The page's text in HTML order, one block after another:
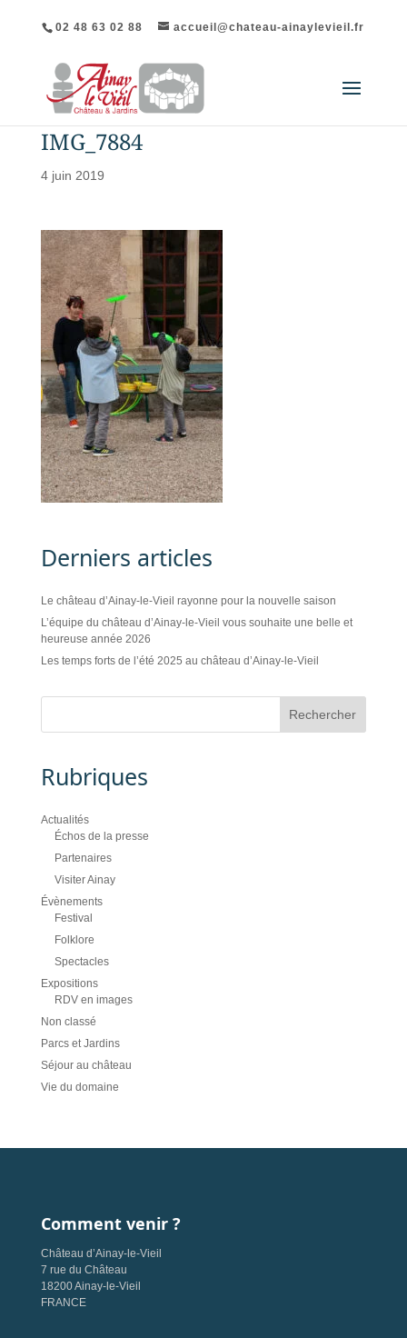
02 48 63 02 88 accueil@chateau-ainaylevieil.fr
IMG_7884
4 juin 2019
Derniers articles
Le château d’Ainay-le-Vieil rayonne pour la nouvelle saison
L’équipe du château d’Ainay-le-Vieil vous souhaite une belle et
heureuse année 2026
Les temps forts de l’été 2025 au château d’Ainay-le-Vieil
Rubriques
Actualités
Échos de la presse
Partenaires
Visiter Ainay
Évènements
Festival
Folklore
Spectacles
Expositions
RDV en images
Non classé
Parcs et Jardins
Séjour au château
Vie du domaine
Comment venir ?
Château d’Ainay-le-Vieil
7 rue du Château
18200 Ainay-le-Vieil
FRANCE